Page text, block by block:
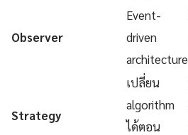
Observer
Event-
driven
architecture
Strategy
เปลี่ยน
algorithm
ได้ตอน